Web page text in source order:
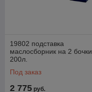
19802 подставка
маслосборник на 2 бочки
200л.
Под заказ
2 775 руб.